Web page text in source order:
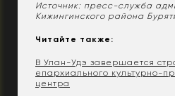
Источник: пресс-служба
Кижингинского района
Читайте также:
В Улан-Удэ завершается
епархиального культурно-
центра